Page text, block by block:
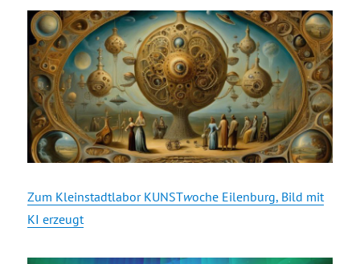
Zum Kleinstadtlabor KUNSTwoche Eilenburg, Bild mit
KI erzeugt